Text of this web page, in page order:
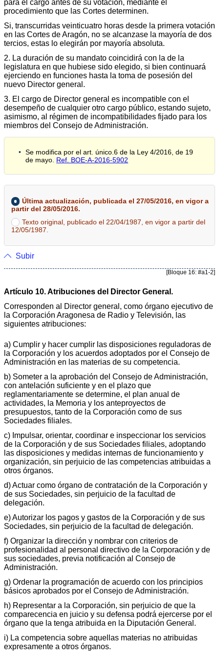
para el cargo antes de su votación, mediante el
procedimiento que las Cortes determinen.
Si, transcurridas veinticuatro horas desde la primera votación
en las Cortes de Aragón, no se alcanzase la mayoría de dos
tercios, estas lo elegirán por mayoría absoluta.
2. La duración de su mandato coincidirá con la de la
legislatura en que hubiese sido elegido, si bien continuará
ejerciendo en funciones hasta la toma de posesión del
nuevo Director general.
3. El cargo de Director general es incompatible con el
desempeño de cualquier otro cargo público, estando sujeto,
asimismo, al régimen de incompatibilidades fijado para los
miembros del Consejo de Administración.
Se modifica por el art. único.6 de la Ley 4/2016, de 19
de mayo. Ref. BOE-A-2016-5902
Última actualización, publicada el 27/05/2016, en vigor a
partir del 28/05/2016.
Texto original, publicado el 22/04/1987, en vigor a partir del
12/05/1987.
Subir
[Bloque 16: #a1-2]
Artículo 10. Atribuciones del Director General.
Corresponden al Director general, como órgano ejecutivo de
la Corporación Aragonesa de Radio y Televisión, las
siguientes atribuciones:
a) Cumplir y hacer cumplir las disposiciones reguladoras de
la Corporación y los acuerdos adoptados por el Consejo de
Administración en las materias de su competencia.
b) Someter a la aprobación del Consejo de Administración,
con antelación suficiente y en el plazo que
reglamentariamente se determine, el plan anual de
actividades, la Memoria y los anteproyectos de
presupuestos, tanto de la Corporación como de sus
Sociedades filiales.
c) Impulsar, orientar, coordinar e inspeccionar los servicios
de la Corporación y de sus Sociedades filiales, adoptando
las disposiciones y medidas internas de funcionamiento y
organización, sin perjuicio de las competencias atribuidas a
otros órganos.
d) Actuar como órgano de contratación de la Corporación y
de sus Sociedades, sin perjuicio de la facultad de
delegación.
e) Autorizar los pagos y gastos de la Corporación y de sus
Sociedades, sin perjuicio de la facultad de delegación.
f) Organizar la dirección y nombrar con criterios de
profesionalidad al personal directivo de la Corporación y de
sus sociedades, previa notificación al Consejo de
Administración.
g) Ordenar la programación de acuerdo con los principios
básicos aprobados por el Consejo de Administración.
h) Representar a la Corporación, sin perjuicio de que la
comparecencia en juicio y su defensa podrá ejercerse por el
órgano que la tenga atribuida en la Diputación General.
i) La competencia sobre aquellas materias no atribuidas
expresamente a otros órganos.